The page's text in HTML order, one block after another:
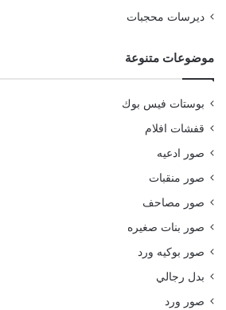
ديرسات محجبات
موضوعات متنوعة
بوستات فيس بوك
قفشات افلام
صور ادعيه
صور منقبات
صور مصاحف
صور بنات صغيره
صور بوكيه ورد
بدل رجالي
صور ورد